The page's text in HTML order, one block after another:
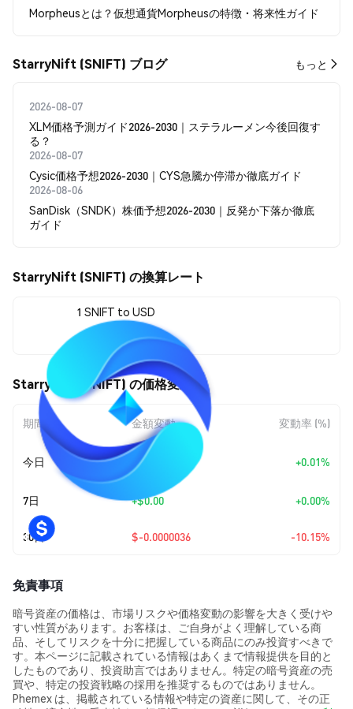
Morpheusとは？仮想通貨Morpheusの特徴・将来性ガイド
StarryNift (SNIFT) ブログ もっと
2026-08-07
XLM価格予測ガイド2026-2030｜ステラルーメン今後回復す
る？
2026-08-07
Cysic価格予想2026-2030｜CYS急騰か停滞か徹底ガイド
2026-08-06
SanDisk（SNDK）株価予想2026-2030｜反発か下落か徹底
ガイド
StarryNift (SNIFT) の換算レート
1 SNIFT to USD
$0.0000319
StarryNift (SNIFT) の価格変動
期間 金額変動 変動率 (%)
今日 $0.0 +0.01%
7日 +$0.00 +0.00%
30日 $-0.0000036 -10.15%
免責事項
暗号資産の価格は、市場リスクや価格変動の影響を大きく受けや
すい性質があります。お客様は、ご自身がよく理解している商
品、そしてリスクを十分に把握している商品にのみ投資すべきで
す。本ページに記載されている情報はあくまで情報提供を目的と
したものであり、投資助言ではありません。特定の暗号資産の売
買や、特定の投資戦略の採用を推奨するものではありません。
Phemex は、掲載されている情報や特定の資産に関して、その正